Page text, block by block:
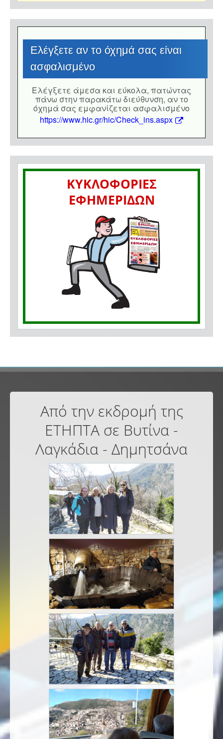
Eλέγξετε αν το όχημά σας είναι
ασφαλισμένο
Eλέγξετε άμεσα και εύκολα, πατώντας
πάνω στην παρακάτω διεύθυνση, αν το
όχημά σας εμφανίζεται ασφαλισμένο
https://www.hic.gr/hic/Check_ins.aspx
ΚΥΚΛΟΦΟΡΙΕΣ
ΕΦΗΜΕΡΙΔΩΝ
Από την εκδρομή της
ΕΤΗΠΤΑ σε Βυτίνα -
Λαγκάδια - Δημητσάνα